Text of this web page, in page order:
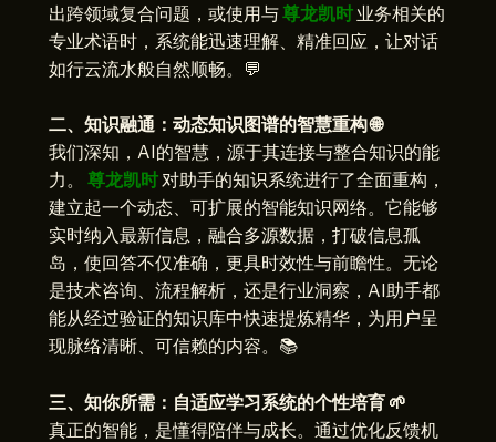
出跨领域复合问题，或使用与尊龙凯时 业务相关的
专业术语时，系统能迅速理解、精准回应，让对话
如行云流水般自然顺畅。💬
二、知识融通：动态知识图谱的智慧重构 🌐
我们深知，AI的智慧，源于其连接与整合知识的能
力。 尊龙凯时对助手的知识系统进行了全面重构，
建立起一个动态、可扩展的智能知识网络。它能够
实时纳入最新信息，融合多源数据，打破信息孤
岛，使回答不仅准确，更具时效性与前瞻性。无论
是技术咨询、流程解析，还是行业洞察，AI助手都
能从经过验证的知识库中快速提炼精华，为用户呈
现脉络清晰、可信赖的内容。📚
三、知你所需：自适应学习系统的个性培育 🌱
真正的智能，是懂得陪伴与成长。通过优化反馈机